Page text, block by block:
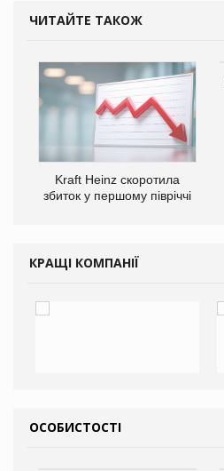
ЧИТАЙТЕ ТАКОЖ
Kraft Heinz скоротила
збиток у першому півріччі
КРАЩІ КОМПАНІЇ
ОСОБИСТОСТІ